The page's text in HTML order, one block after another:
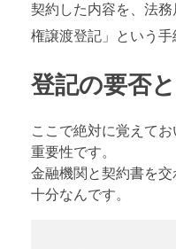
契約した内容を、法
権譲渡登記」という手
登記の要否
ここで絶対に覚えて
重要性です。
金融機関と契約書を
十分なんです。